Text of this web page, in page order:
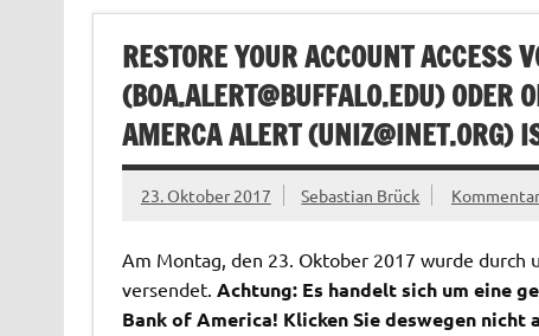
RESTORE YOUR ACCOUNT ACCESS
(BOA.ALERT@BUFFALO.EDU) ODER
AMERCA ALERT (UNIZ@INET.ORG)
23. Oktober 2017 Sebastian Brück
Am Montag, den 23. Oktober 2017 wurde durch
versendet. Achtung: Es handelt sich um eine
Bank of America! Klicken Sie deswegen nicht